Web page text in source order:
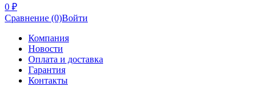
0 ₽
Сравнение (0)Войти
Компания
Новости
Оплата и доставка
Гарантия
Контакты